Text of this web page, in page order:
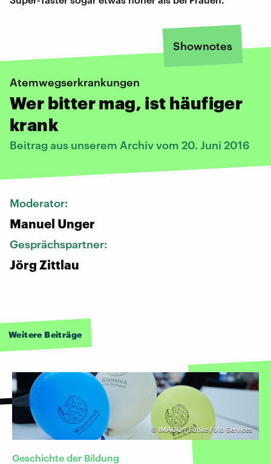
Shownotes
Atemwegserkrankungen
Wer bitter mag, ist häufiger
krank
Beitrag aus unserem Archiv vom 20. Juni 2016
Moderator:
Manuel Unger
Gesprächspartner:
Jörg Zittlau
Weitere Beiträge
© IMAGO / Funke Foto Services
Geschichte der Bildung